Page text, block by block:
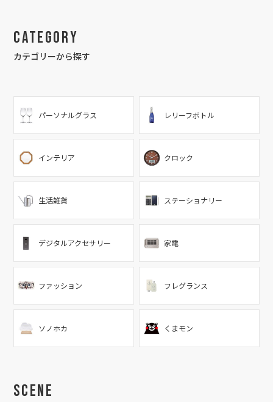
Category
カテゴリーから探す
パーソナルグラス レリーフボトル
インテリア クロック
生活雑貨 ステーショナリー
デジタルアクセサリー 家電
ファッション フレグランス
ソノホカ くまモン
Scene